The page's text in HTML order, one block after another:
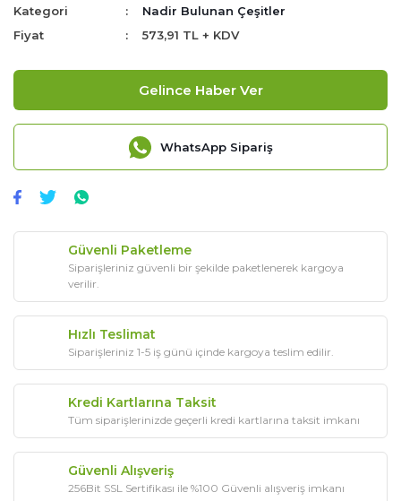
Kategori
Nadir Bulunan Çeşitler
Fiyat
573,91 TL + KDV
Gelince Haber Ver
WhatsApp Sipariş
Güvenli Paketleme
Siparişleriniz güvenli bir şekilde paketlenerek kargoya
verilir.
Hızlı Teslimat
Siparişleriniz 1-5 iş günü içinde kargoya teslim edilir.
Kredi Kartlarına Taksit
Tüm siparişlerinizde geçerli kredi kartlarına taksit imkanı
Güvenli Alışveriş
256Bit SSL Sertifikası ile %100 Güvenli alışveriş imkanı